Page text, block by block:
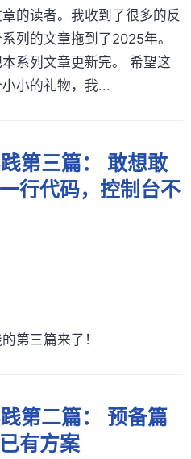
的读者。我收到了很多的反
列的文章拖到了2025年。
系列文章更新完。 希望这
小的礼物，我...
第三篇： 敢想敢
行代码，控制台不
第三篇来了！
第二篇： 预备篇
有方案